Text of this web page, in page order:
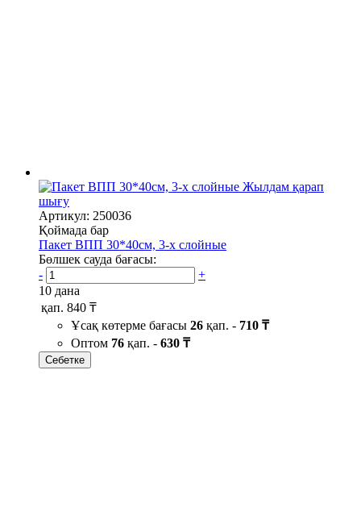
Жылдам қарап
шығу
Артикул: 250036
Қоймада бар
Пакет ВПП 30*40см, 3-х слойные
Бөлшек сауда бағасы:
-
+
10 дана
қап. 840 ₸
Ұсақ көтерме бағасы 26 қап. - 710 ₸
Оптом 76 қап. - 630 ₸
Себетке